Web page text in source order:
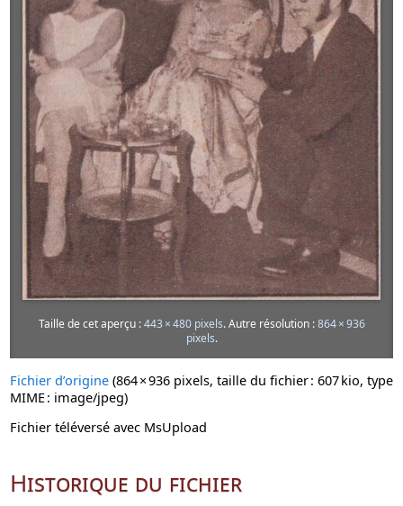
Taille de cet aperçu :443 × 480 pixels.Autre résolution :864 × 936
pixels.
Fichier d’origine‎ (864 × 936 pixels, taille du fichier : 607 kio, type
MIME : image/jpeg)
Fichier téléversé avec MsUpload
Historique du fichier